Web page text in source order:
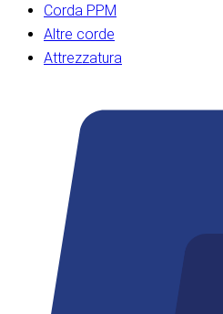
Corda PPM
Altre corde
Attrezzatura